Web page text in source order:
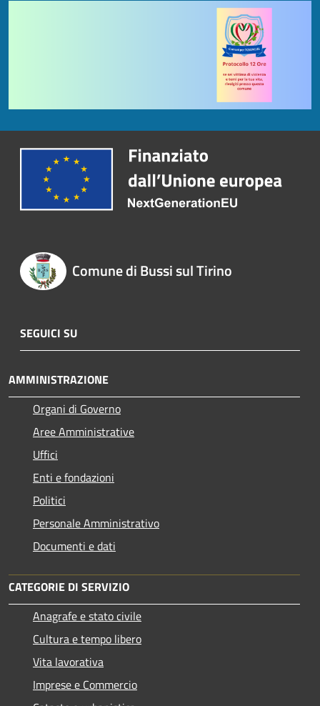
Comune di Bussi sul Tirino
SEGUICI SU
AMMINISTRAZIONE
Organi di Governo
Aree Amministrative
Uffici
Enti e fondazioni
Politici
Personale Amministrativo
Documenti e dati
CATEGORIE DI SERVIZIO
Anagrafe e stato civile
Cultura e tempo libero
Vita lavorativa
Imprese e Commercio